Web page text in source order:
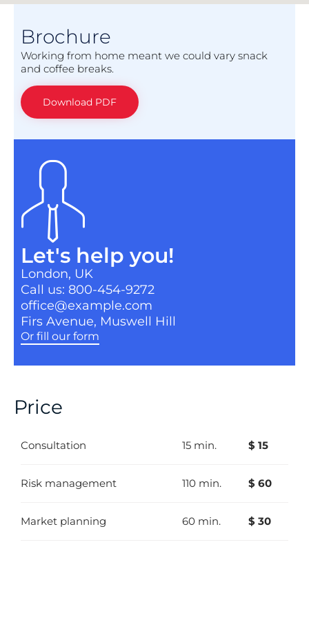
Brochure
Working from home meant we could vary snack
and coffee breaks.
Download PDF
Let's help you!
London, UK
Call us: 800-454-9272
office@example.com
Firs Avenue, Muswell Hill
Or fill our form
Price
Consultation 15 min. $ 15
Risk management 110 min. $ 60
Market planning 60 min. $ 30